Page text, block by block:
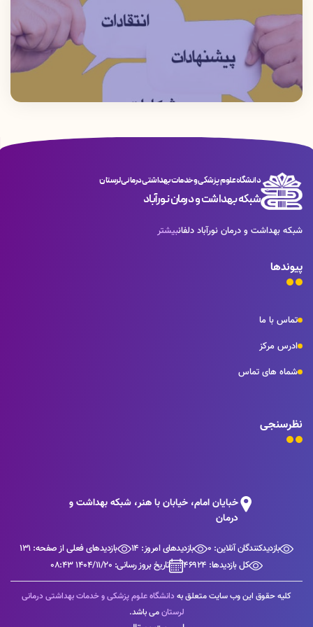
عقب ماندگی قطعی ذهنی و جسمی نوزادان
جلوگیری می گردد
وزارت بهداشت )جهت گروه هدف وسایرین
انجام میشود
دانشگاه علوم پزشکی و خدمات بهداشتی درمانی لرستان
شبکه بهداشت و درمان نورآباد
شبکه بهداشت و درمان نورآباد دلفانبیشتر
پیوندها
تماس با ما
ادرس مرکز
شماه های تماس
نظرسنجی
خبایان امام، خیابان با هنر، شبکه بهداشت و
درمان
بازدیدکنندگان آنلاین: 0 بازدیدهای امروز: 14
بازدیدهای فعلی از صفحه: 131
کل بازدیدها: 46924
تاریخ بروز رسانی: 1404/11/20 08:43
کلیه حقوق این وب سایت متعلق به دانشگاه علوم پزشکی و خدمات بهداشتی درمانی
لرستانمی باشد.